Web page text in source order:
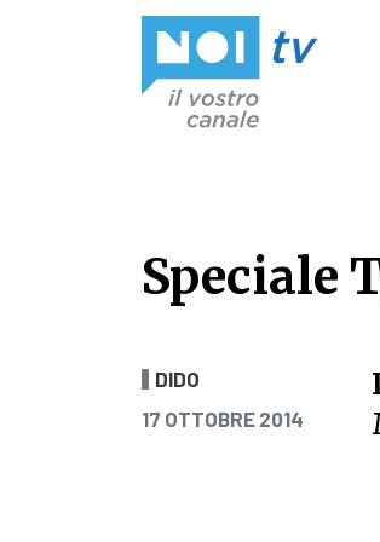
Speciale
Speciale
DIDO
PUBBLICATO IL
17 OTTOBRE 2014